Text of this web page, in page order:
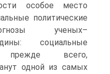
особое место
политические
ученых–
социальные
всего,
одной из самых